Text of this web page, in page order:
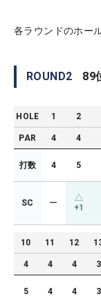
各ラウンドのホー
ROUND2 89
HOLE 1 2
PAR 4 4
打数 4 5
SC ー +1
10 11 12
4 4 4 3
5 4 4 3